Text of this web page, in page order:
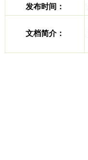
发布时间：
文档简介：